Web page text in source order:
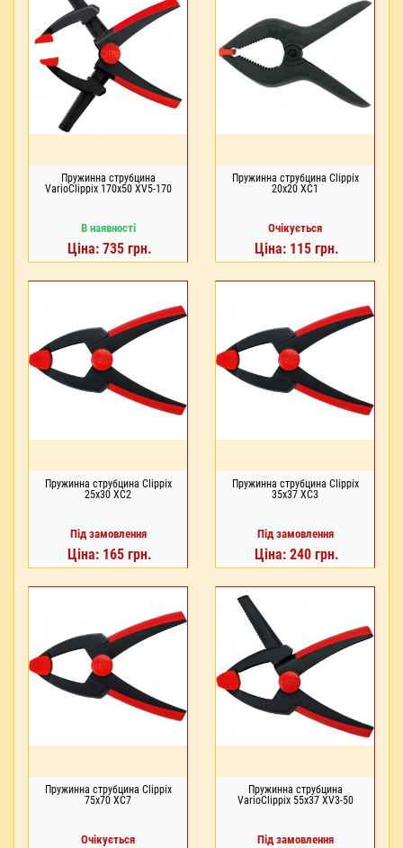
Пружинна струбцина
VarioClippix 170x50 XV5-170
В наявності
Ціна: 735 грн.
Пружинна струбцина Clippix
20x20 XC1
Очікується
Ціна: 115 грн.
Пружинна струбцина Clippix
25x30 XC2
Під замовлення
Ціна: 165 грн.
Пружинна струбцина Clippix
35x37 XC3
Під замовлення
Ціна: 240 грн.
Пружинна струбцина Clippix
75x70 XC7
Очікується
Пружинна струбцина
VarioClippix 55x37 XV3-50
Під замовлення